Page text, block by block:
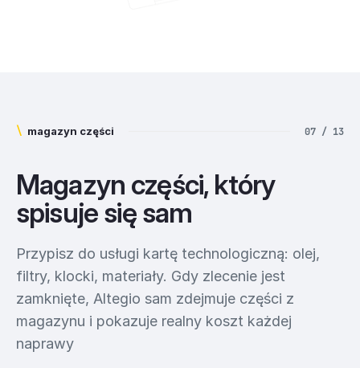
\ magazyn części 07 / 13
Magazyn części, który
spisuje się sam
Przypisz do usługi kartę technologiczną: olej,
filtry, klocki, materiały. Gdy zlecenie jest
zamknięte, Altegio sam zdejmuje części z
magazynu i pokazuje realny koszt każdej
naprawy